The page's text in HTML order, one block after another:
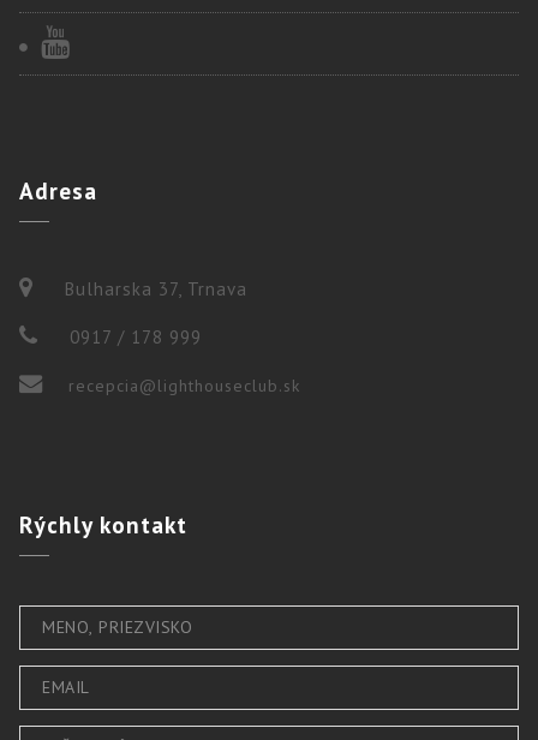
Adresa
Bulharska 37, Trnava
0917 / 178 999
recepcia@lighthouseclub.sk
Rýchlykontakt